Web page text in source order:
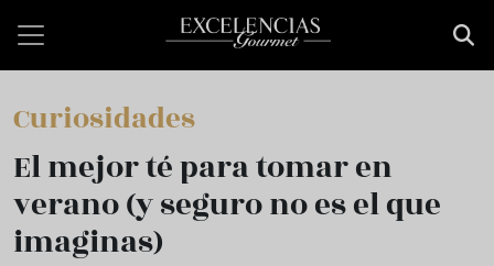
Curiosidades
El mejor té para tomar en
verano (y seguro no es el que
imaginas)